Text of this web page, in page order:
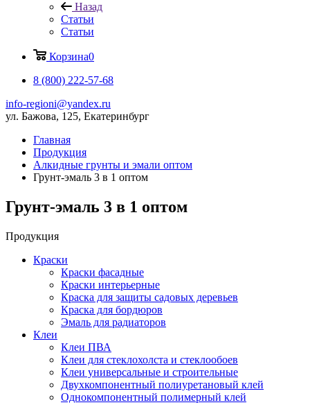
Назад
Статьи
Статьи
Корзина0
8 (800) 222-57-68
info-regioni@yandex.ru
ул. Бажова, 125, Екатеринбург
Главная
Продукция
Алкидные грунты и эмали оптом
Грунт-эмаль 3 в 1 оптом
Грунт-эмаль 3 в 1 оптом
Продукция
Краски
Краски фасадные
Краски интерьерные
Краска для защиты садовых деревьев
⁠Краска для бордюров
Эмаль для радиаторов
Клеи
Клеи ПВА
Клеи для стеклохолста и стеклообоев
Клеи универсальные и строительные
Двухкомпонентный полиуретановый клей
Однокомпонентный полимерный клей